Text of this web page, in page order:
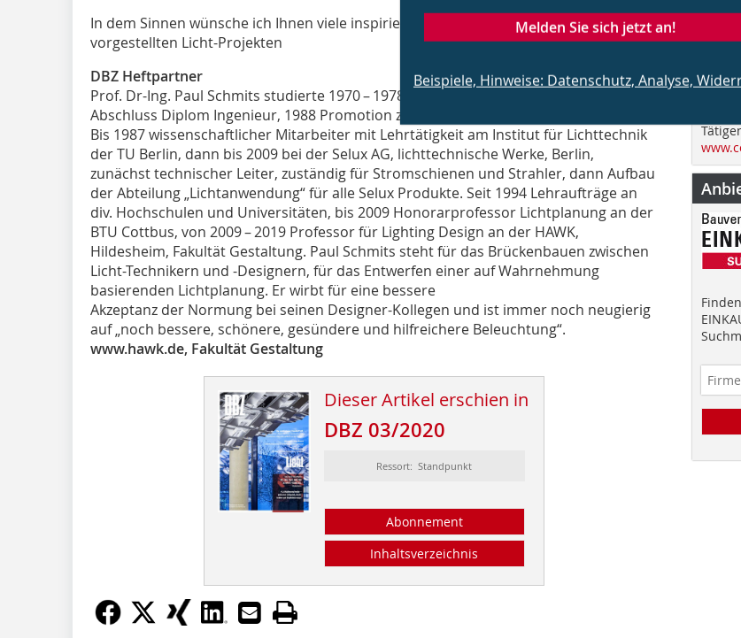
In dem Sinnen wünsche ich Ihnen viele inspirierende Fragen zu den in diesem Heft
vorgestellten Licht-Projekten
DBZ Heftpartner
Prof. Dr-Ing. Paul Schmits studierte 1970 – 1978 Elektrotechnik an der TU Berlin,
Abschluss Diplom Ingenieur, 1988 Promotion zum Dr.-Ing.
Bis 1987 wissenschaftlicher Mitarbeiter mit Lehrtätigkeit am Institut für Lichttechnik
der TU Berlin, dann bis 2009 bei der Selux AG, lichttechnische Werke, Berlin,
zunächst technischer Leiter, zuständig für Stromschienen und Strahler, dann Aufbau
der Abteilung „Lichtanwendung“ für alle Selux Produkte. Seit 1994 Lehraufträge an
div. Hochschulen und Universitäten, bis 2009 Honorarprofessor Lichtplanung an der
BTU Cottbus, von 2009 – 2019 Professor für Lighting Design an der HAWK,
Hildesheim, Fakultät Gestaltung. Paul Schmits steht für das Brückenbauen zwischen
Licht-Technikern und -Designern, für das Entwerfen einer auf Wahrnehmung
basierenden Lichtplanung. Er wirbt für eine bessere
Akzeptanz der Normung bei seinen Designer-Kollegen und ist immer noch neugierig
auf „noch bessere, schönere, gesündere und hilfreichere Beleuchtung“.
www.hawk.de, Fakultät Gestaltung
Dieser Artikel erschien in
DBZ 03/2020
Ressort: Standpunkt
Abonnement
Inhaltsverzeichnis
Melden Sie sich jetzt an!
Beispiele, Hinweise: Datenschutz, Analyse, im